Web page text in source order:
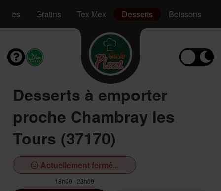
Pâtes Gratins Tex Mex Desserts Boissons
Desserts à emporter
proche Chambray les
Tours (37170)
Actuellement fermé...
18h00 - 23h00